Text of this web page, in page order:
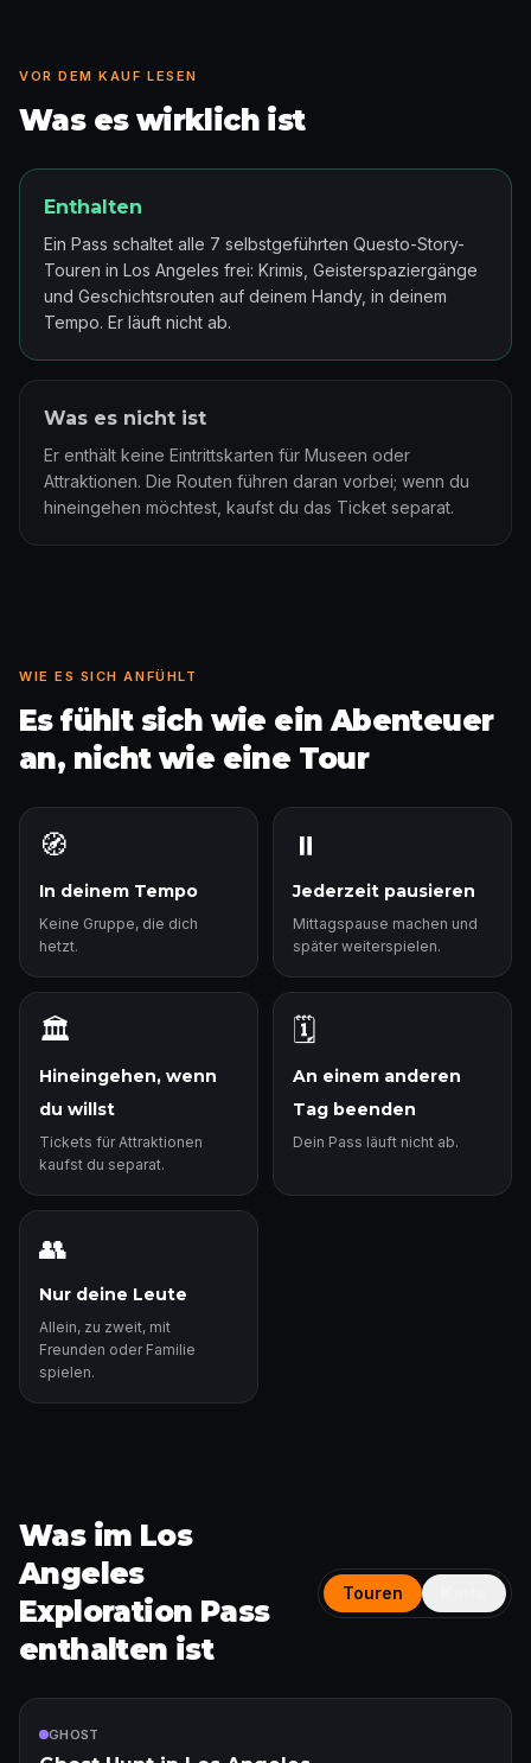
VOR DEM KAUF LESEN
Was es wirklich ist
Enthalten
Ein Pass schaltet alle 7 selbstgeführten Questo-Story-
Touren in Los Angeles frei: Krimis, Geisterspaziergänge
und Geschichtsrouten auf deinem Handy, in deinem
Tempo. Er läuft nicht ab.
Was es nicht ist
Er enthält keine Eintrittskarten für Museen oder
Attraktionen. Die Routen führen daran vorbei; wenn du
hineingehen möchtest, kaufst du das Ticket separat.
WIE ES SICH ANFÜHLT
Es fühlt sich wie ein Abenteuer
an, nicht wie eine Tour
🧭
In deinem Tempo
Keine Gruppe, die dich
hetzt.
⏸️
Jederzeit pausieren
Mittagspause machen und
später weiterspielen.
🏛️
Hineingehen, wenn
du willst
Tickets für Attraktionen
kaufst du separat.
🗓️
An einem anderen
Tag beenden
Dein Pass läuft nicht ab.
👥
Nur deine Leute
Allein, zu zweit, mit
Freunden oder Familie
spielen.
Was im Los
Angeles
Exploration Pass
enthalten ist
Touren
GHOST